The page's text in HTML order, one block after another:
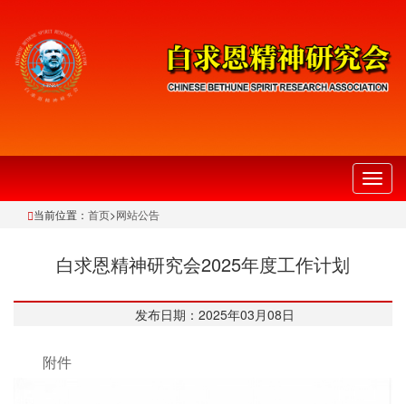
切
换
当前位置： 首页>网站公告
白求恩精神研究会2025年度工作计划
发布日期：2025年03月08日
附件